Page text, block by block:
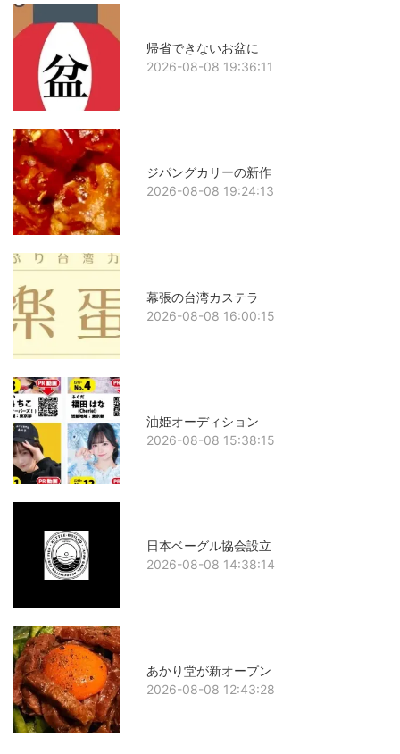
帰省できないお盆に
2026-08-08 19:36:11
ジパングカリーの新作
2026-08-08 19:24:13
幕張の台湾カステラ
2026-08-08 16:00:15
油姫オーディション
2026-08-08 15:38:15
日本ベーグル協会設立
2026-08-08 14:38:14
あかり堂が新オープン
2026-08-08 12:43:28